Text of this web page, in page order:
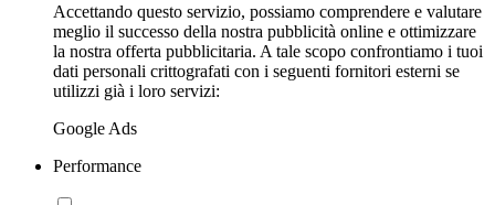
Accettando questo servizio, possiamo comprendere e valutare
meglio il successo della nostra pubblicità online e ottimizzare
la nostra offerta pubblicitaria. A tale scopo confrontiamo i tuoi
dati personali crittografati con i seguenti fornitori esterni se
utilizzi già i loro servizi:
Google Ads
Performance